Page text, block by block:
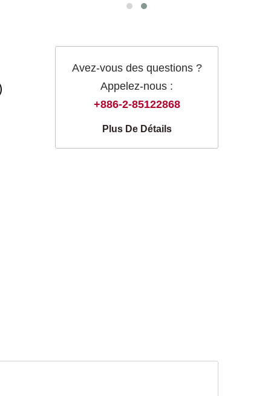
Avez-vous des questions ?
Appelez-nous :
+886-2-85122868
Plus De Détails